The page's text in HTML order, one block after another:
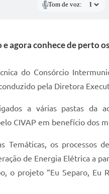
Tom de voz:
agora conhece de perto
do Consórcio
pela Diretora
a várias pastas da
CIVAP em benefício dos
os processos
de Energia Elétrica a
o projeto “Eu Separo, Eu